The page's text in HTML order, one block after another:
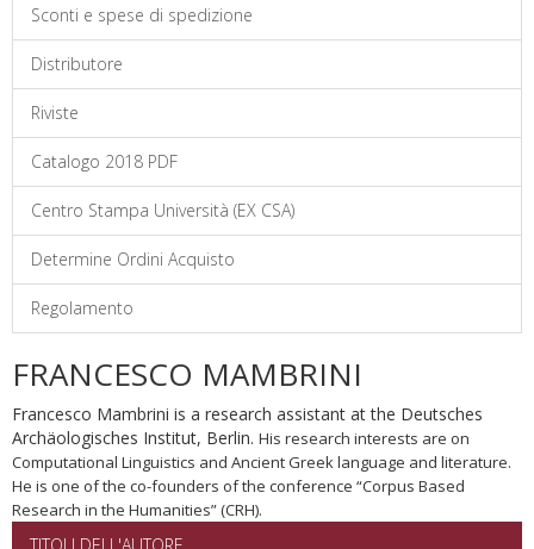
Sconti e spese di spedizione
Distributore
Riviste
Catalogo 2018 PDF
Centro Stampa Università (EX CSA)
Determine Ordini Acquisto
Regolamento
FRANCESCO MAMBRINI
Francesco Mambrini is a research assistant at the Deutsches
Archäologisches Institut, Berlin. His research interests are on
Computational Linguistics and Ancient Greek language and literature.
He is one of the co-founders of the conference “Corpus Based
Research in the Humanities” (CRH).